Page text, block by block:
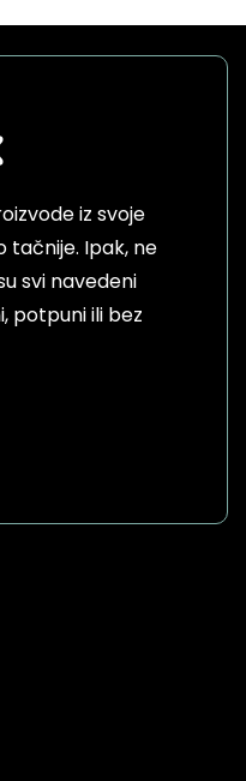
iz svoje
tačnije. Ipak, ne
svi navedeni
potpuni ili bez